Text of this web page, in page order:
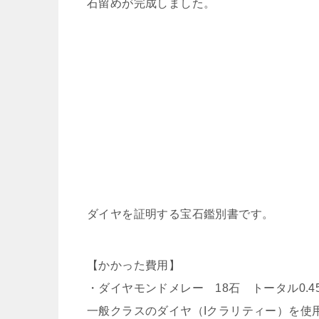
石留めが完成しました。
ダイヤを証明する宝石鑑別書です。
【かかった費用】
・ダイヤモンドメレー 18石 トータル
一般クラスのダイヤ（Iクラリティー）を使